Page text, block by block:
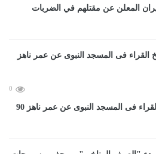
المعلن عن مقتلهم في الضربات
0
رحيل بشير أحمد صديق شيخ القراء فى المسجد النبوى عن عمر ناهز 90